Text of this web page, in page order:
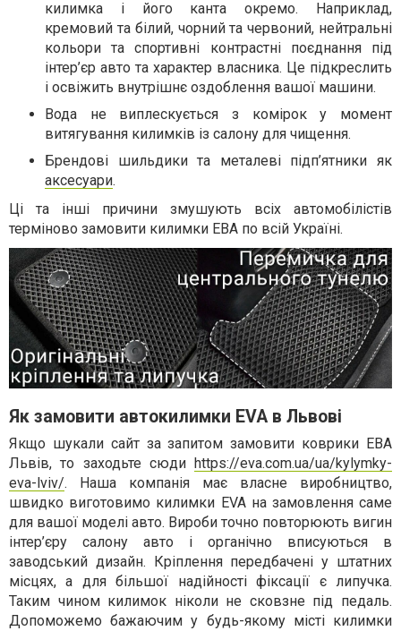
килимка і його канта окремо. Наприклад,
кремовий та білий, чорний та червоний, нейтральні
кольори та спортивні контрастні поєднання під
інтер’єр авто та характер власника. Це підкреслить
і освіжить внутрішнє оздоблення вашої машини.
Вода не виплескується з комірок у момент
витягування килимків із салону для чищення.
Брендові шильдики та металеві підп’ятники як
аксесуари.
Ці та інші причини змушують всіх автомобілістів
терміново замовити килимки ЕВА по всій Україні.
Як замовити автокилимки EVA в Львові
Якщо шукали сайт за запитом замовити коврики ЕВА
Львів, то заходьте сюди https://eva.com.ua/ua/kylymky-
eva-lviv/. Наша компанія має власне виробництво,
швидко виготовимо килимки EVA на замовлення саме
для вашої моделі авто. Вироби точно повторюють вигин
інтер’єру салону авто і органічно вписуються в
заводський дизайн. Кріплення передбачені у штатних
місцях, а для більшої надійності фіксації є липучка.
Таким чином килимок ніколи не сковзне під педаль.
Допоможемо бажаючим у будь-якому місті килимки